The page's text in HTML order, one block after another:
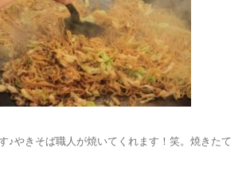
♪やきそば職人が焼いてくれます！笑。焼きたて